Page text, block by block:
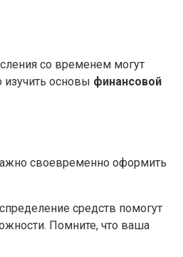
со временем могут
основы финансовой
своевременно оформить
средств помогут
Помните, что ваша